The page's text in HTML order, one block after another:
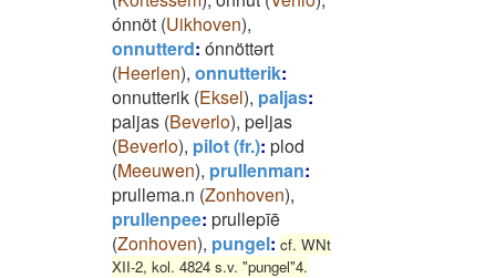
ónnöt (Uikhoven),
onnutterd: ónnöttərt
(Heerlen), onnutterik:
onnutterik (Eksel), paljas:
paljas (Beverlo), peljas
(Beverlo), pilot (fr.): plod
(Meeuwen), prullenman:
prullema.n (Zonhoven),
prullenpee: prullepīē
(Zonhoven), pungel: cf. WNt
XII-2, kol. 4824 s.v. "pungel"4.